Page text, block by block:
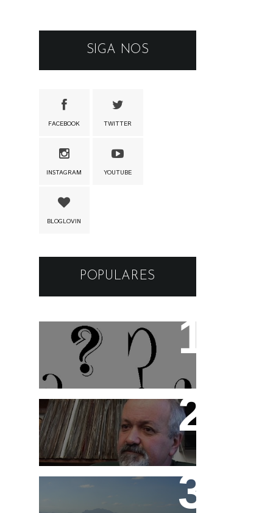
SIGA NOS
FACEBOOK TWITTER
INSTAGRAM YOUTUBE
BLOGLOVIN
POPULARES
Os apelidos das musicas
História da Cash Box em
DVD